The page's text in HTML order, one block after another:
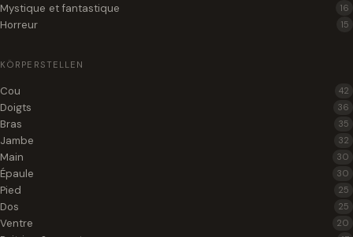
Mystique et fantastique 16
Horreur 15
KÖRPERSTELLEN
Cou 42
Doigts 36
Bras 35
Jambe 32
Main 30
Épaule 30
Pied 25
Dos 25
Ventre 20